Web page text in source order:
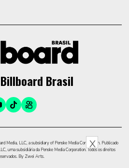
Brasil
Media, LLC, a subsidiary of Penske Media Corporation. Publicado
uma subsidiária da Penske Media Corporation. Todos os direitos
By Zwei Arts.
X